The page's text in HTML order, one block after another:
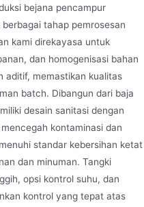
Gula
peralatan yang
makanan,
gula dalam
bejana pencampur
tahap pemrosesan
kami direkayasa untuk
dan homogenisasi bahan
aditif, memastikan kualitas
batch. Dibangun dari baja
desain sanitasi dengan
kontaminasi dan
standar kebersihan ketat
dan minuman. Tangki
opsi kontrol suhu, dan
kontrol yang tepat atas